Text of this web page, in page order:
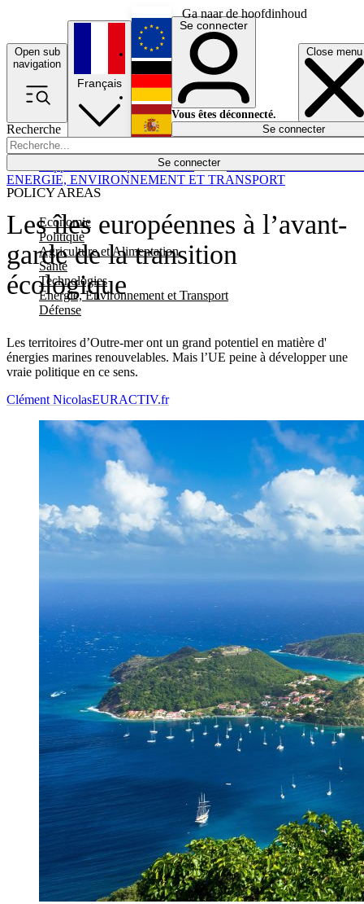
Ga naar de hoofdinhoud
Open sub
navigation
Close menu
Recherche
Se connecter
POLICY AREAS
Economie
Politique
Agriculture et Alimentation
Santé
Technologies
Energie, Environnement et Transport
Défense
Économie
Français
English
Deutsch
Español
Se connecter
Vous êtes déconnecté.
Se connecter
Les îles européennes à l’avant-
garde de la transition
écologique
Les territoires d’Outre-mer ont un grand potentiel en matière d'
énergies marines renouvelables. Mais l’UE peine à développer une
vraie politique en ce sens.
ENERGIE, ENVIRONNEMENT ET TRANSPORT
Clément NicolasEURACTIV.fr